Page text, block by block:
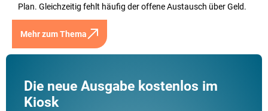
Plan. Gleichzeitig fehlt häufig der offene Austausch über Geld.
Mehr zum Thema
Die neue Ausgabe kostenlos im
Kiosk